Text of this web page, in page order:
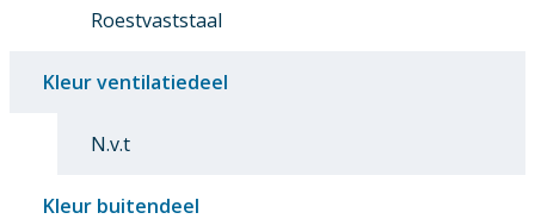
Roestvaststaal
Kleur ventilatiedeel
N.v.t
Kleur buitendeel